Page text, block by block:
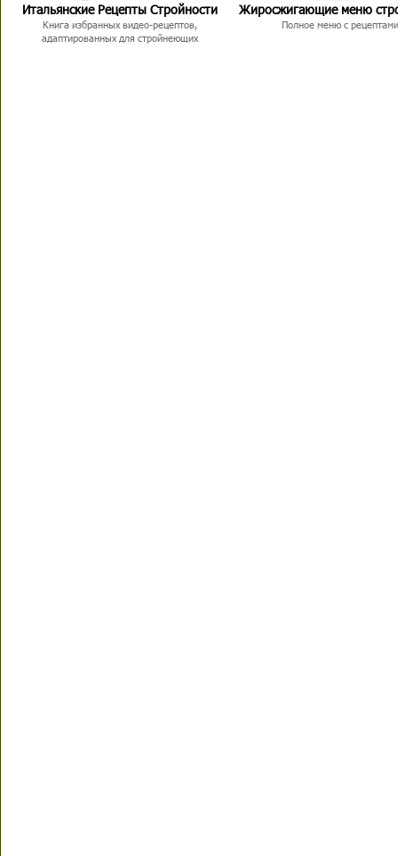
Итальянские Рецепты Стройности
Книга избранных видео-рецептов,
адаптированных для стройнеющих
Жиросжигающие меню
Полное меню с рецептами